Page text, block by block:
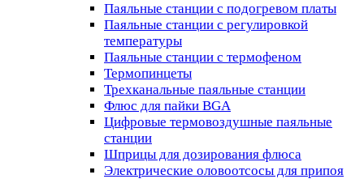
Паяльные станции с подогревом платы
Паяльные станции с регулировкой
температуры
Паяльные станции с термофеном
Термопинцеты
Трехканальные паяльные станции
Флюс для пайки BGA
Цифровые термовоздушные паяльные
станции
Шприцы для дозирования флюса
Электрические оловоотсосы для припоя